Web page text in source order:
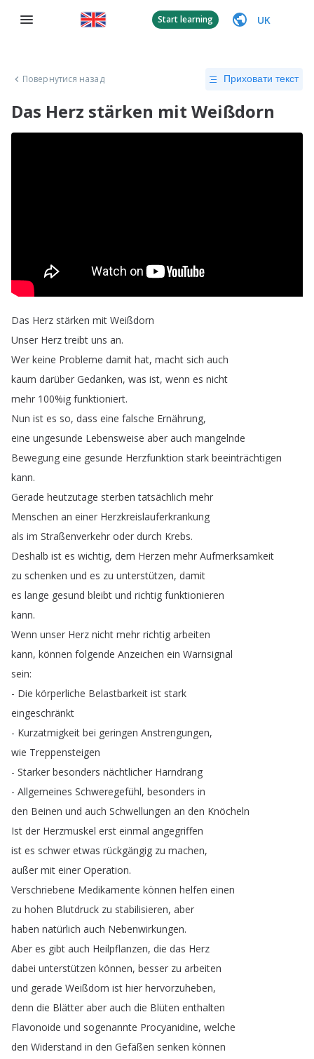
Start learning UK
Повернутися назад Приховати текст
Das Herz stärken mit Weißdorn
Das Herz stärken mit Weißdorn
Unser Herz treibt uns an.
Wer keine Probleme damit hat, macht sich auch
kaum darüber Gedanken, was ist, wenn es nicht
mehr 100%ig funktioniert.
Nun ist es so, dass eine falsche Ernährung,
eine ungesunde Lebensweise aber auch mangelnde
Bewegung eine gesunde Herzfunktion stark beeinträchtigen
kann.
Gerade heutzutage sterben tatsächlich mehr
Menschen an einer Herzkreislauferkrankung
als im Straßenverkehr oder durch Krebs.
Deshalb ist es wichtig, dem Herzen mehr Aufmerksamkeit
zu schenken und es zu unterstützen, damit
es lange gesund bleibt und richtig funktionieren
kann.
Wenn unser Herz nicht mehr richtig arbeiten
kann, können folgende Anzeichen ein Warnsignal
sein:
- Die körperliche Belastbarkeit ist stark
eingeschränkt
- Kurzatmigkeit bei geringen Anstrengungen,
wie Treppensteigen
- Starker besonders nächtlicher Harndrang
- Allgemeines Schweregefühl, besonders in
den Beinen und auch Schwellungen an den Knöcheln
Ist der Herzmuskel erst einmal angegriffen
ist es schwer etwas rückgängig zu machen,
außer mit einer Operation.
Verschriebene Medikamente können helfen einen
zu hohen Blutdruck zu stabilisieren, aber
haben natürlich auch Nebenwirkungen.
Aber es gibt auch Heilpflanzen, die das Herz
dabei unterstützen können, besser zu arbeiten
und gerade Weißdorn ist hier hervorzuheben,
denn die Blätter aber auch die Blüten enthalten
Flavonoide und sogenannte Procyanidine, welche
den Widerstand in den Gefäßen senken können